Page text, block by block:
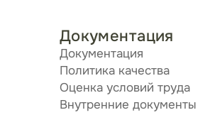
Документация
Документация
Политика качества
Оценка условий труда
Внутренние документы